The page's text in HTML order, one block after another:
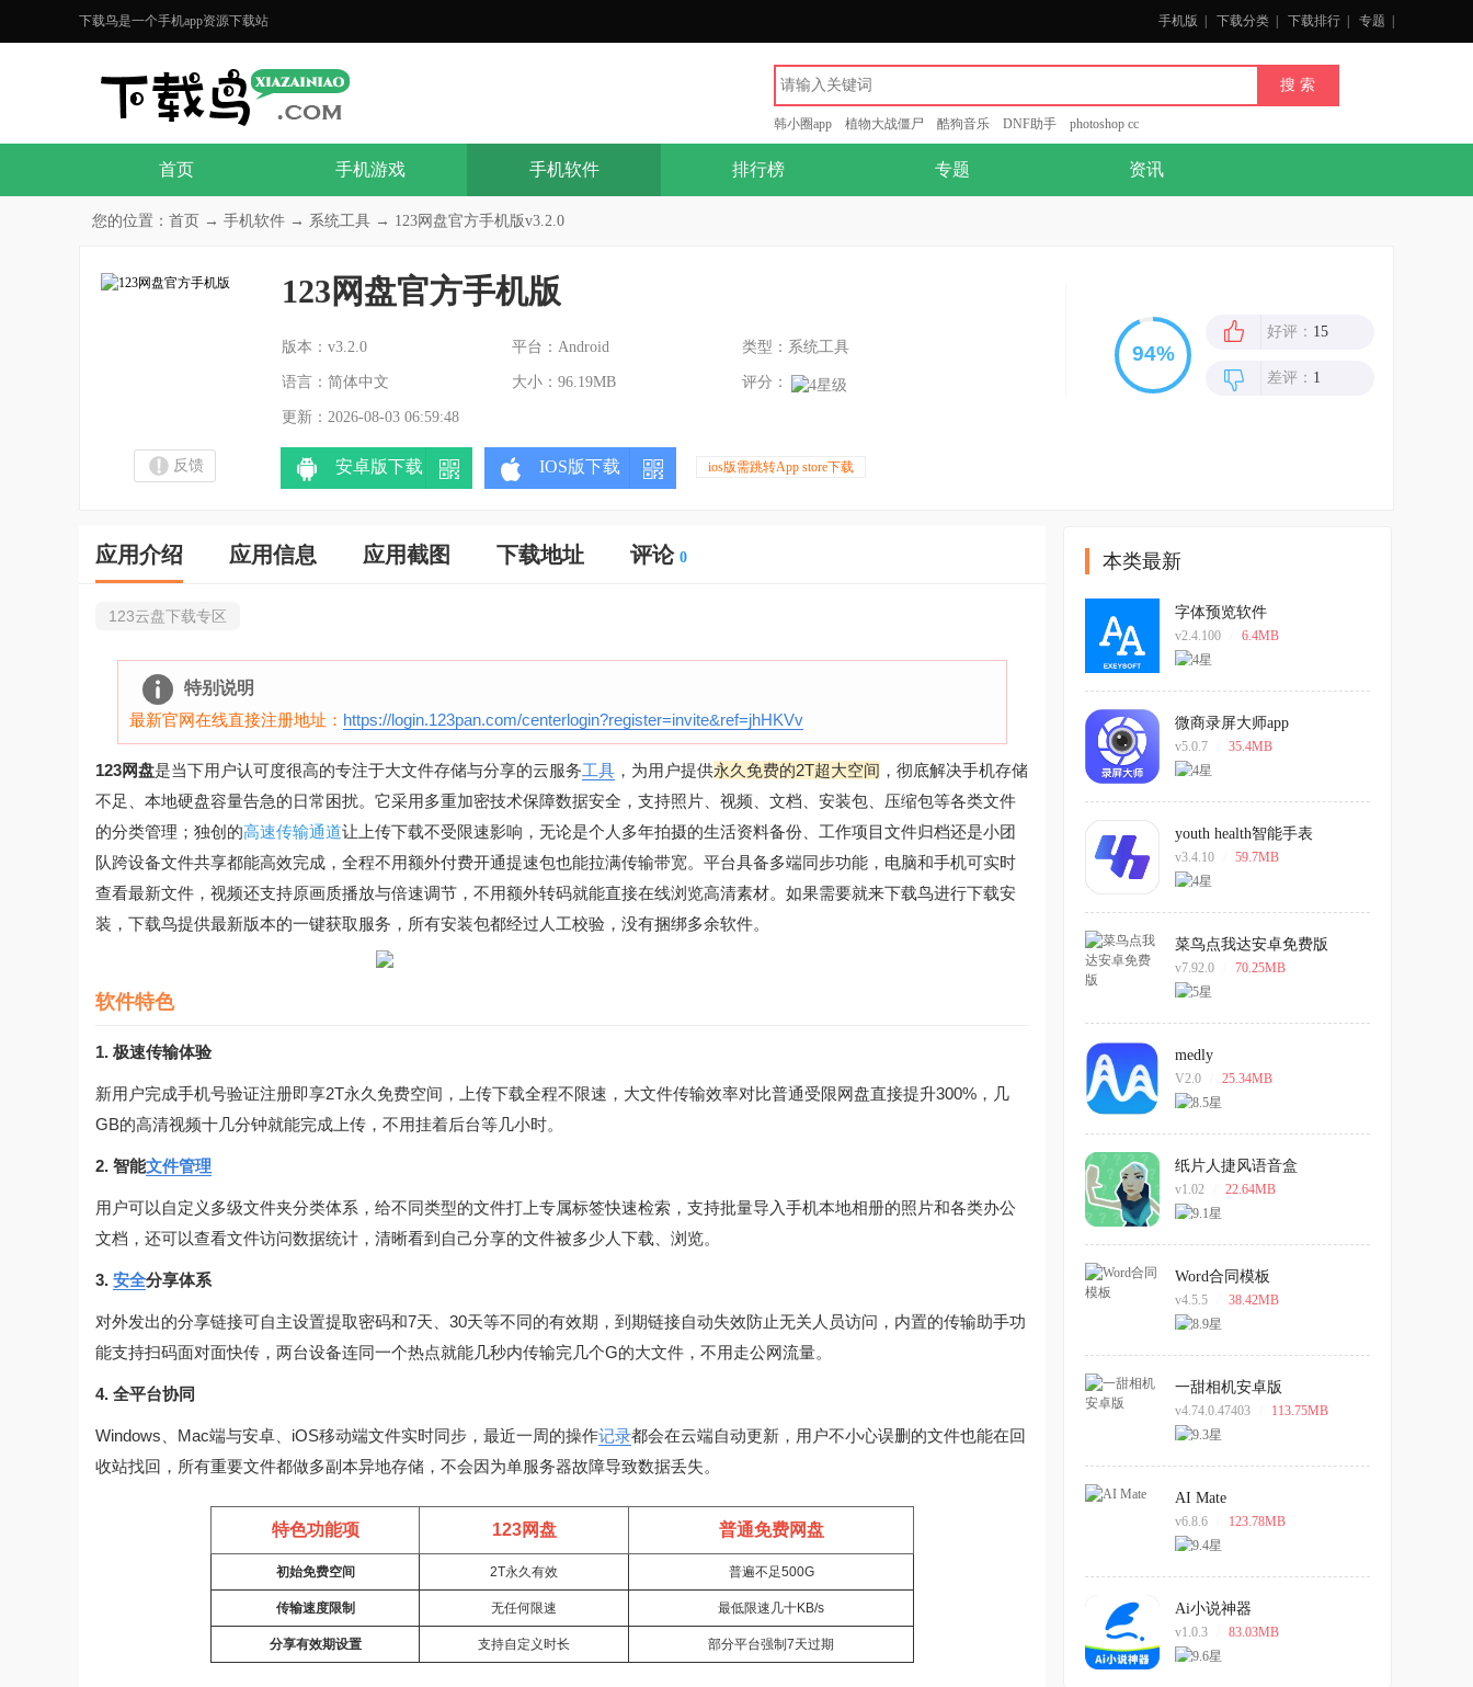
下载鸟是一个手机app资源下载站 手机版 下载分类 下载排行 专题
韩小圈app 植物大战僵尸 酷狗音乐 DNF助手 photoshop cc
首页 手机游戏 手机软件 排行榜 专题 资讯
您的位置： 首页 → 手机软件 → 系统工具 → 123网盘官方手机版v3.2.0
123网盘官方手机版
版本：v3.2.0 平台：Android 类型：系统工具
语言：简体中文 大小：96.19MB 评分：
更新：2026-08-03 06:59:48
反馈 安卓版下载 IOS版下载 ios版需跳转App store下载
好评： 15
差评： 1
应用介绍 应用信息 应用截图 下载地址 评论 0
123云盘下载专区
特别说明
最新官网在线直接注册地址： https://login.123pan.com/centerlogin?register=invite&ref=jhHKVv
123网盘是当下用户认可度很高的专注于大文件存储与分享的云服务工具 ，为用户提供永久免费的2T超大空间 ，彻底解决手机存储
不足、本地硬盘容量告急的日常困扰。它采用多重加密技术保障数据安全，支持照片、视频、文档、安装包、压缩包等各类文件
的分类管理；独创的高速传输通道让上传下载不受限速影响，无论是个人多年拍摄的生活资料备份、工作项目文件归档还是小团
队跨设备文件共享都能高效完成，全程不用额外付费开通提速包也能拉满传输带宽。平台具备多端同步功能，电脑和手机可实时
查看最新文件，视频还支持原画质播放与倍速调节，不用额外转码就能直接在线浏览高清素材。如果需要就来下载鸟进行下载安
装，下载鸟提供最新版本的一键获取服务，所有安装包都经过人工校验，没有捆绑多余软件。
软件特色
1. 极速传输体验
新用户完成手机号验证注册即享2T永久免费空间，上传下载全程不限速，大文件传输效率对比普通受限网盘直接提升300%，几
GB的高清视频十几分钟就能完成上传，不用挂着后台等几小时。
2. 智能文件管理
用户可以自定义多级文件夹分类体系，给不同类型的文件打上专属标签快速检索，支持批量导入手机本地相册的照片和各类办公
文档，还可以查看文件访问数据统计，清晰看到自己分享的文件被多少人下载、浏览。
3. 安全分享体系
对外发出的分享链接可自主设置提取密码和7天、30天等不同的有效期，到期链接自动失效防止无关人员访问，内置的传输助手功
能支持扫码面对面快传，两台设备连同一个热点就能几秒内传输完几个G的大文件，不用走公网流量。
4. 全平台协同
Windows、Mac端与安卓、iOS移动端文件实时同步，最近一周的操作记录都会在云端自动更新，用户不小心误删的文件也能在回
收站找回，所有重要文件都做多副本异地存储，不会因为单服务器故障导致数据丢失。
特色功能项 123网盘 普通免费网盘
初始免费空间 2T永久有效 普遍不足500G
传输速度限制 无任何限速 最低限速几十KB/s
分享有效期设置 支持自定义时长 部分平台强制7天过期
本类最新
字体预览软件
v2.4.100 6.4MB
微商录屏大师app
v5.0.7 35.4MB
youth health智能手表
v3.4.10 59.7MB
菜鸟点我达安卓免费版
v7.92.0 70.25MB
medly
V2.0 25.34MB
纸片人捷风语音盒
v1.02 22.64MB
Word合同模板
v4.5.5 38.42MB
一甜相机安卓版
v4.74.0.47403 113.75MB
AI Mate
v6.8.6 123.78MB
Ai小说神器
v1.0.3 83.03MB